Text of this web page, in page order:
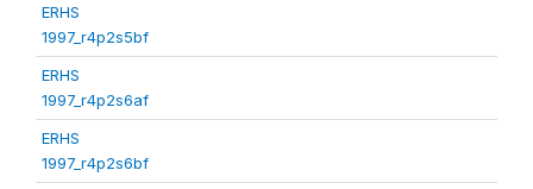
ERHS
1997_r4p2s5bf
ERHS
1997_r4p2s6af
ERHS
1997_r4p2s6bf